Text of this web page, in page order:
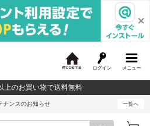
メニュー
ログイン
c
o
上のお買い物で送料無料
ナンスのお知らせ 一覧へ